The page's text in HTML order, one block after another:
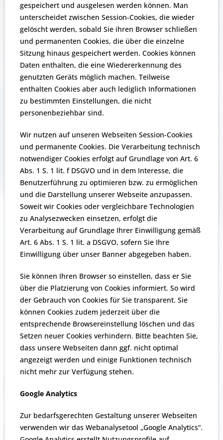
gespeichert und ausgelesen werden können. Man
unterscheidet zwischen Session-Cookies, die wieder
gelöscht werden, sobald Sie ihren Browser schließen
und permanenten Cookies, die über die einzelne
Sitzung hinaus gespeichert werden. Cookies können
Daten enthalten, die eine Wiedererkennung des
genutzten Geräts möglich machen. Teilweise
enthalten Cookies aber auch lediglich Informationen
zu bestimmten Einstellungen, die nicht
personenbeziehbar sind.
Wir nutzen auf unseren Webseiten Session-Cookies
und permanente Cookies. Die Verarbeitung technisch
notwendiger Cookies erfolgt auf Grundlage von Art. 6
Abs. 1 S. 1 lit. f DSGVO und in dem Interesse, die
Benutzerführung zu optimieren bzw. zu ermöglichen
und die Darstellung unserer Webseite anzupassen.
Soweit wir Cookies oder vergleichbare Technologien
zu Analysezwecken einsetzen, erfolgt die
Verarbeitung auf Grundlage Ihrer Einwilligung gemäß
Art. 6 Abs. 1 S. 1 lit. a DSGVO, sofern Sie Ihre
Einwilligung über unser Banner abgegeben haben.
Sie können Ihren Browser so einstellen, dass er Sie
über die Platzierung von Cookies informiert. So wird
der Gebrauch von Cookies für Sie transparent. Sie
können Cookies zudem jederzeit über die
entsprechende Browsereinstellung löschen und das
Setzen neuer Cookies verhindern. Bitte beachten Sie,
dass unsere Webseiten dann ggf. nicht optimal
angezeigt werden und einige Funktionen technisch
nicht mehr zur Verfügung stehen.
Google Analytics
Zur bedarfsgerechten Gestaltung unserer Webseiten
verwenden wir das Webanalysetool „Google Analytics“.